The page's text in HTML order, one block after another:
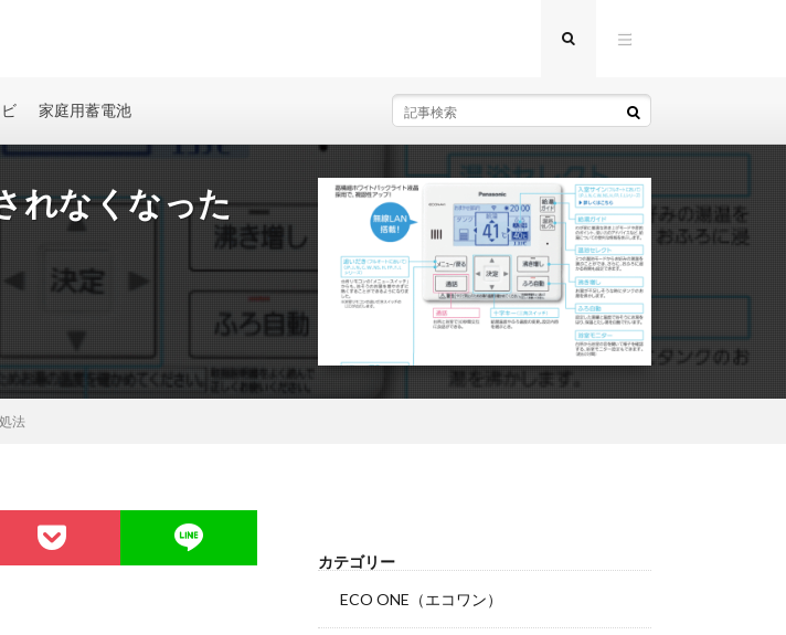
家庭用蓄電池
れなくなった
法
カテゴリー
ECO ONE（エコワン）